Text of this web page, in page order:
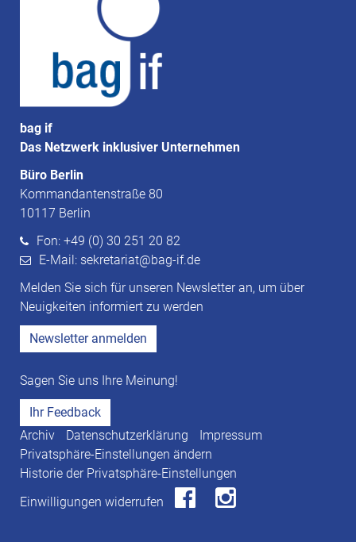
bag if
Das Netzwerk inklusiver Unternehmen
Büro Berlin
Kommandantenstraße 80
10117 Berlin
Fon: +49 (0) 30 251 20 82
E-Mail: sekretariat@bag-if.de
Melden Sie sich für unseren Newsletter an, um über
Neuigkeiten informiert zu werden
Newsletter anmelden
Sagen Sie uns Ihre Meinung!
Ihr Feedback
Archiv
Datenschutzerklärung
Impressum
Privatsphäre-Einstellungen ändern
Historie der Privatsphäre-Einstellungen
Einwilligungen widerrufen